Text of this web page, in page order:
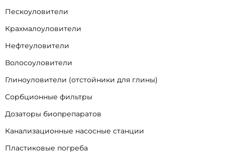
Пескоуловители
Крахмалоуловители
Нефтеуловители
Волосоуловители
Глиноуловители (отстойники для глины)
Сорбционные фильтры
Дозаторы биопрепаратов
Канализационные насосные станции
Пластиковые погреба